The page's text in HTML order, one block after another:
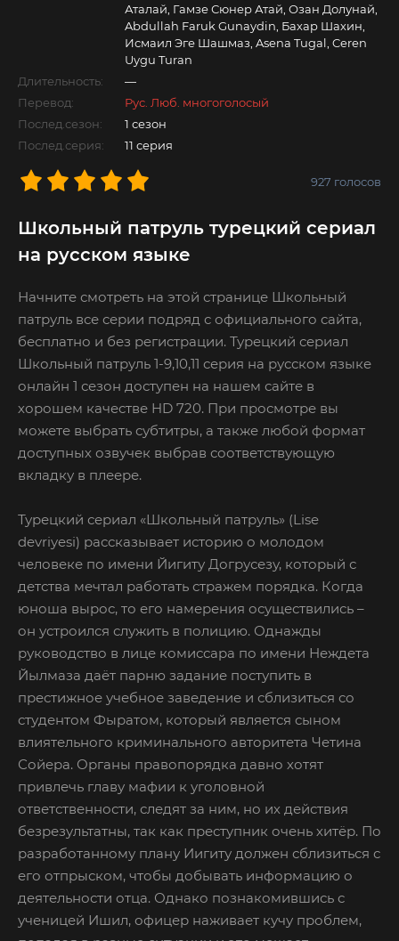
Аталай, Гамзе Сюнер Атай, Озан Долунай,
Abdullah Faruk Gunaydin, Бахар Шахин,
Исмаил Эге Шашмаз, Asena Tugal, Ceren
Uygu Turan
Длительность:
—
Перевод:
Рус. Люб. многоголосый
Послед.сезон:
1 сезон
Послед.серия:
11 серия
927 голосов
Школьный патруль турецкий сериал
на русском языке
Начните смотреть на этой странице Школьный
патруль все серии подряд с официального сайта,
бесплатно и без регистрации. Турецкий сериал
Школьный патруль 1-9,10,11 серия на русском языке
онлайн 1 сезон доступен на нашем сайте в
хорошем качестве HD 720. При просмотре вы
можете выбрать субтитры, а также любой формат
доступных озвучек выбрав соответствующую
вкладку в плеере.
Турецкий сериал «Школьный патруль» (Lise
devriyesi) рассказывает историю о молодом
человеке по имени Йигиту Догрусезу, который с
детства мечтал работать стражем порядка. Когда
юноша вырос, то его намерения осуществились –
он устроился служить в полицию. Однажды
руководство в лице комиссара по имени Неждета
Йылмаза даёт парню задание поступить в
престижное учебное заведение и сблизиться со
студентом Фыратом, который является сыном
влиятельного криминального авторитета Четина
Сойера. Органы правопорядка давно хотят
привлечь главу мафии к уголовной
ответственности, следят за ним, но их действия
безрезультатны, так как преступник очень хитёр. По
разработанному плану Иигиту должен сблизиться с
его отпрыском, чтобы добывать информацию о
деятельности отца. Однако познакомившись с
ученицей Ишил, офицер наживает кучу проблем,